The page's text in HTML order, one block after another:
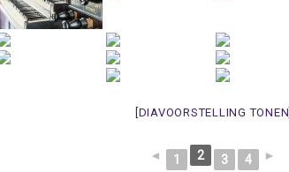
[DIAVOORSTELLING TONEN]
◄ 1 2 3 4 ►